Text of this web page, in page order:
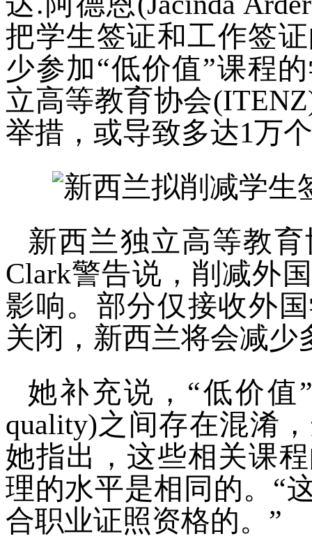
把学生签证和工作签
少参加“低价值”课程
立高等教育协会
举措，或导致多达1万
新西兰独立高等教育
Clark警告说，削减外
影响。部分仅接收外
关闭，新西兰将会减少
她补充说，“低价值
quality)之间存在混淆
她指出，这些相关课
理的水平是相同的。“
合职业证照资格的。”